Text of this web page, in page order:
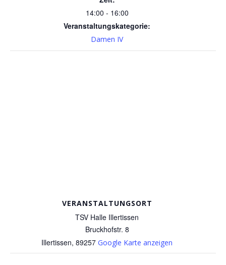
14:00 - 16:00
Veranstaltungskategorie:
Damen IV
VERANSTALTUNGSORT
TSV Halle Illertissen
Bruckhofstr. 8
Illertissen, 89257 Google Karte anzeigen